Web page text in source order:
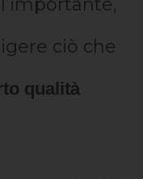
ciò che
qualità